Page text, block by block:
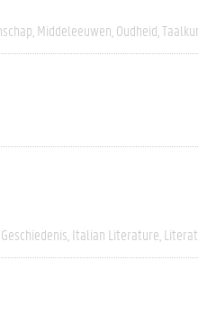
Middeleeuwen Oudheid
Geschiedenis Italian Literature